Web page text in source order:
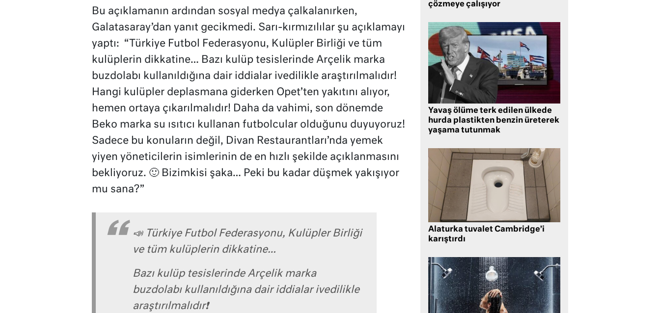
Bu açıklamanın ardından sosyal medya çalkalanırken,
Galatasaray’dan yanıt gecikmedi. Sarı-kırmızılılar şu açıklamayı
yaptı: “Türkiye Futbol Federasyonu, Kulüpler Birliği ve tüm
kulüplerin dikkatine… Bazı kulüp tesislerinde Arçelik marka
buzdolabı kullanıldığına dair iddialar ivedilikle araştırılmalıdır!
Hangi kulüpler deplasmana giderken Opet’ten yakıtını alıyor,
hemen ortaya çıkarılmalıdır! Daha da vahimi, son dönemde
Beko marka su ısıtıcı kullanan futbolcular olduğunu duyuyoruz!
Sadece bu konuların değil, Divan Restaurantları’nda yemek
yiyen yöneticilerin isimlerinin de en hızlı şekilde açıklanmasını
bekliyoruz. 🙂 Bizimkisi şaka… Peki bu kadar düşmek yakışıyor
mu sana?”
📣 Türkiye Futbol Federasyonu, Kulüpler Birliği
ve tüm kulüplerin dikkatine…
Bazı kulüp tesislerinde Arçelik marka
buzdolabı kullanıldığına dair iddialar ivedilikle
araştırılmalıdır❗️
çözmeye çalışıyor
Yavaş ölüme terk edilen ülkede
hurda plastikten benzin üreterek
yaşama tutunmak
Alaturka tuvalet Cambridge’i
karıştırdı